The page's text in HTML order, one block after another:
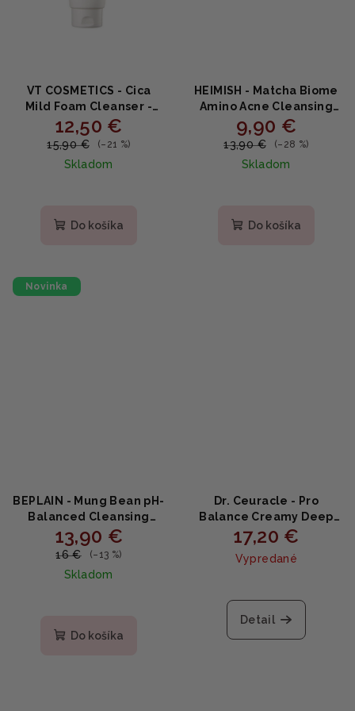
VT COSMETICS - Cica
Mild Foam Cleanser -
Jemná čistiaca pena s
pupočníkom ázijským
12,50 €
15,90 € (–21 %)
Skladom
Do košíka
HEIMISH - Matcha Biome
Amino Acne Cleansing
Foam - Jemná čistiaca
pena s matcha
probiotikami 150g
9,90 €
13,90 € (–28 %)
Skladom
Do košíka
Novinka
BEPLAIN - Mung Bean pH-
Balanced Cleansing
Foam - Jemná čistiaca
pena s mungo fazuľou a
13,90 €
16 € (–13 %)
Skladom
Do košíka
Dr. Ceuracle - Pro
Balance Creamy Deep
Cleansing Foam 150ml
17,20 €
Vypredané
Detail